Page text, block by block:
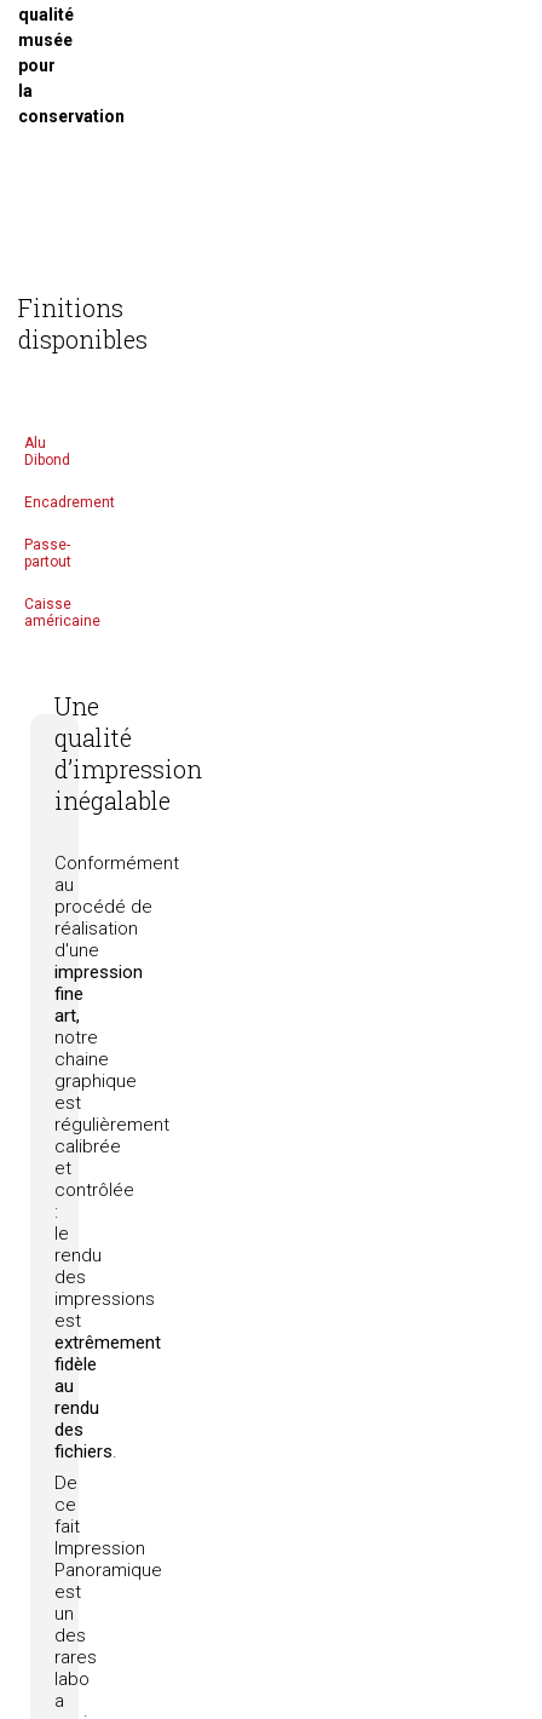
qualité
musée
pour
la
conservation
Finitions
disponibles
Alu
Dibond
Encadrement
Passe-
partout
Caisse
américaine
Une
qualité
d’impression
inégalable
Conformément
au
procédé de
réalisation
d'une
impression
fine
art,
notre
chaine
graphique
est
régulièrement
calibrée
et
contrôlée
:
le
rendu
des
impressions
est
extrêmement
fidèle
au
rendu
des
fichiers.
De
ce
fait
Impression
Panoramique
est
un
des
rares
labo
a